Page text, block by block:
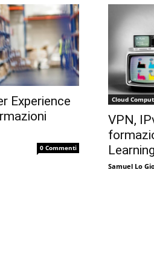
Experience
0 Commenti
Cloud
VPN,
Learning
Samuel Lo